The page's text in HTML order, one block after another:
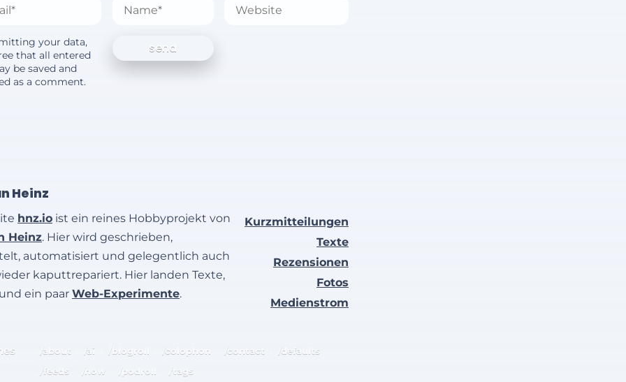
your data,
that all entered
be saved and
as a comment.
Heinz
hnz.io ist ein reines Hobbyprojekt von
Heinz. Hier wird geschrieben,
automatisiert und gelegentlich auch
kaputtrepariert. Hier landen Texte,
ein paar Web-Experimente.
Kurzmitteilungen
Texte
Rezensionen
Fotos
Medienstrom
/about /ai /blogroll /colophon /contact
/defaults
/feeds
/now /podroll /tags